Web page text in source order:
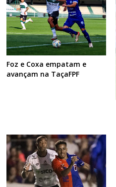
Foz e Coxa empatam e
avançam na TaçaFPF